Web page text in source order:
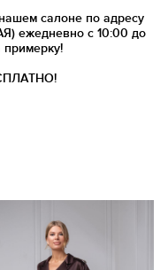
салоне по адресу
ежедневно с 10:00 до